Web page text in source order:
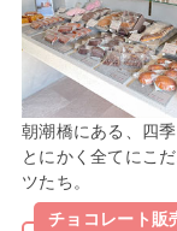
朝潮橋にある、四
とにかく全てにこ
ツたち。
チョコレート販